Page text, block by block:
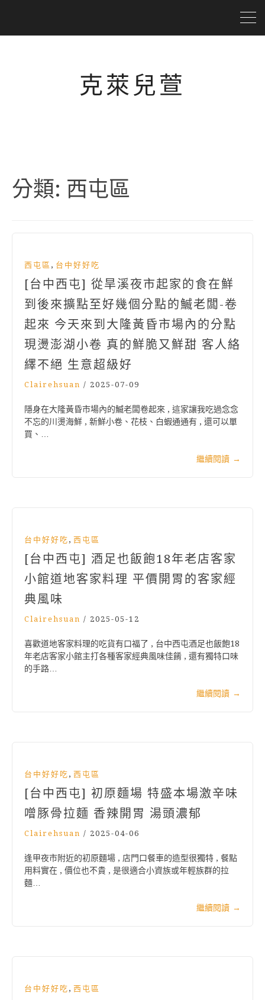
克萊兒萱
分類: 西屯區
西屯區 , 台中好好吃
[台中西屯] 從旱溪夜市起家的食在鮮
到後來擴點至好幾個分點的鰄老闆-卷
起來 今天來到大隆黃昏市場內的分點
現燙澎湖小卷 真的鮮脆又鮮甜 客人絡
繹不絕 生意超級好
Clairehsuan / 2025-07-09
隱身在大隆黃昏市場內的鰄老闆卷起來 , 這家讓我吃過念念
不忘的川燙海鮮 , 新鮮小卷、花枝、白蝦通通有 , 還可以單
買、…
繼續閱讀 →
台中好好吃 , 西屯區
[台中西屯] 酒足也飯飽18年老店客家
小館道地客家料理 平價開胃的客家經
典風味
Clairehsuan / 2025-05-12
喜歡道地客家料理的吃貨有口福了 , 台中西屯酒足也飯飽18
年老店客家小館主打各種客家經典風味佳餚 , 還有獨特口味
的手路…
繼續閱讀 →
台中好好吃 , 西屯區
[台中西屯] 初原麵場 特盛本場激辛味
噌豚骨拉麵 香辣開胃 湯頭濃郁
Clairehsuan / 2025-04-06
逢甲夜市附近的初原麵場 , 店門口餐車的造型很獨特 , 餐點
用料實在 , 價位也不貴 , 是很適合小資族或年輕族群的拉
麵…
繼續閱讀 →
台中好好吃 , 西屯區